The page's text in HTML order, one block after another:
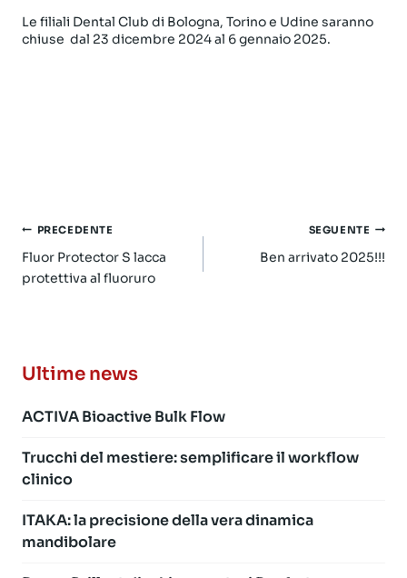
Le filiali Dental Club di Bologna, Torino e Udine saranno
chiuse dal 23 dicembre 2024 al 6 gennaio 2025.
Navigazione
articoli
PRECEDENTE
Fluor Protector S lacca
protettiva al fluoruro
SEGUENTE
Ben arrivato 2025!!!
Ultime news
ACTIVA Bioactive Bulk Flow
Trucchi del mestiere: semplificare il workflow
clinico
ITAKA: la precisione della vera dinamica
mandibolare